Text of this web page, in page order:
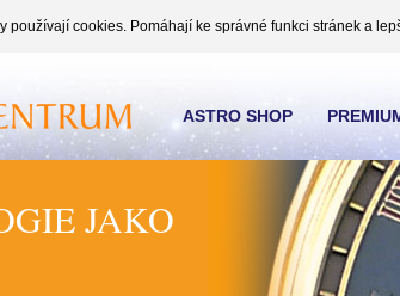
používají cookies. Pomáhají ke správné funkci stránek a
JAKO
ASTRO SHOP